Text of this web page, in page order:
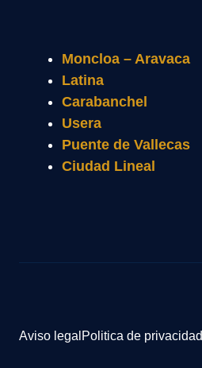
Moncloa – Aravaca
Latina
Carabanchel
Usera
Puente de Vallecas
Ciudad Lineal
Aviso legal Politica de privacidad